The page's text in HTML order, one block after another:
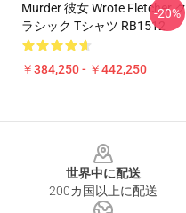
Murder 彼女 Wrote Fletcher ク
ラシック Tシャツ RB1512
￥384,250 - ￥442,250
-20%
世界中に配送
200カ国以上に配送